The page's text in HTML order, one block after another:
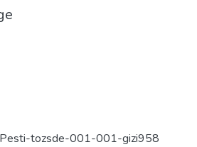
tozsde-001-001-gizi958